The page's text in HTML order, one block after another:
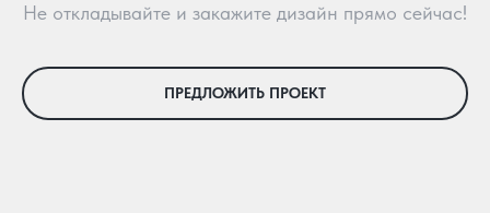
Не откладывайте и закажите дизайн прямо сейчас!
ПРЕДЛОЖИТЬ ПРОЕКТ